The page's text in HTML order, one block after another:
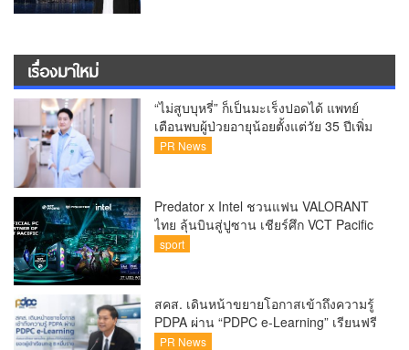
เรื่องมาใหม่
“ไม่สูบบุหรี่” ก็เป็นมะเร็งปอดได้ แพทย์
เตือนพบผู้ป่วยอายุน้อยตั้งแต่วัย 35 ปีเพิ่ม
ขึ้นคนไทยกว่า 70% รู้ตัวเมื่อโรคลุกลาม
PR News
Predator x Intel ชวนแฟน VALORANT
ไทย ลุ้นบินสู่ปูซาน เชียร์ศึก VCT Pacific
Finals Busan ประเทศเกาหลีใต้ Predator
สุดพิเศษตลอดทัวร์นาเมนต์
sport
สคส. เดินหน้าขยายโอกาสเข้าถึงความรู้
PDPA ผ่าน “PDPC e-Learning” เรียนฟรี
ทุกที่ ทุกเวลา พร้อมประกาศนียบัตร ต่อย
PR News